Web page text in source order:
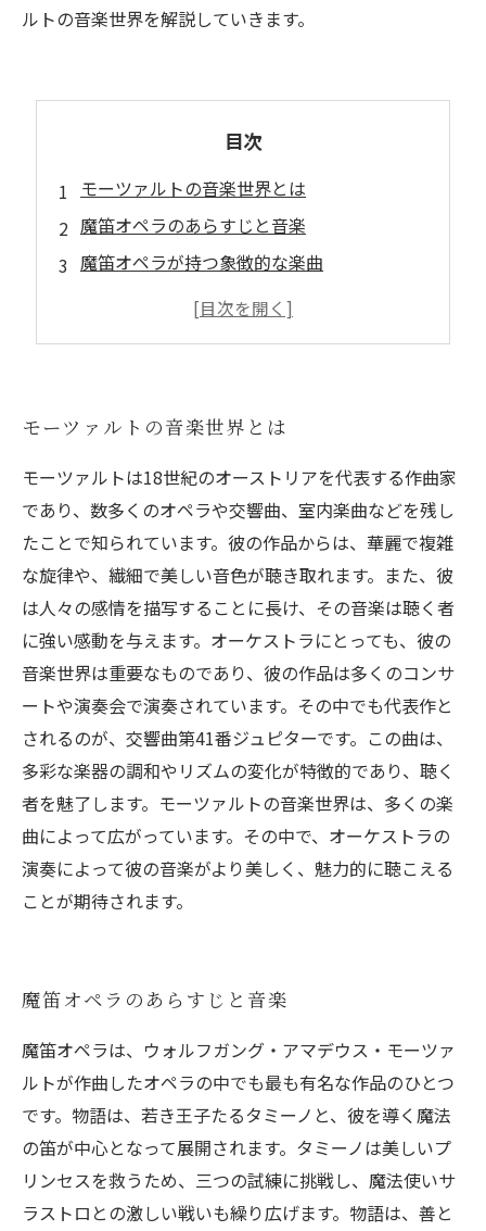
ルトの音楽世界を解説していきます。
目次
モーツァルトの音楽世界とは
魔笛オペラのあらすじと音楽
魔笛オペラが持つ象徴的な楽曲
モーツァルトの創作プロセスに迫る
モーツァルトの音楽世界とは
モーツァルトは18世紀のオーストリアを代表する作曲家
であり、数多くのオペラや交響曲、室内楽曲などを残し
たことで知られています。彼の作品からは、華麗で複雑
な旋律や、繊細で美しい音色が聴き取れます。また、彼
は人々の感情を描写することに長け、その音楽は聴く者
に強い感動を与えます。オーケストラにとっても、彼の
音楽世界は重要なものであり、彼の作品は多くのコンサ
ートや演奏会で演奏されています。その中でも代表作と
されるのが、交響曲第41番ジュピターです。この曲は、
多彩な楽器の調和やリズムの変化が特徴的であり、聴く
者を魅了します。モーツァルトの音楽世界は、多くの楽
曲によって広がっています。その中で、オーケストラの
演奏によって彼の音楽がより美しく、魅力的に聴こえる
ことが期待されます。
魔笛オペラのあらすじと音楽
魔笛オペラは、ウォルフガング・アマデウス・モーツァ
ルトが作曲したオペラの中でも最も有名な作品のひとつ
です。物語は、若き王子たるタミーノと、彼を導く魔法
の笛が中心となって展開されます。タミーノは美しいプ
リンセスを救うため、三つの試練に挑戦し、魔法使いサ
ラストロとの激しい戦いも繰り広げます。物語は、善と